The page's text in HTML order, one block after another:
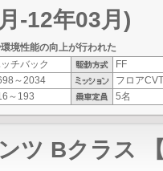
-12年03月)
境性能の向上が行われた
チバック
FF
～2034
フロアCVT
～193
5名
ツ Bクラス